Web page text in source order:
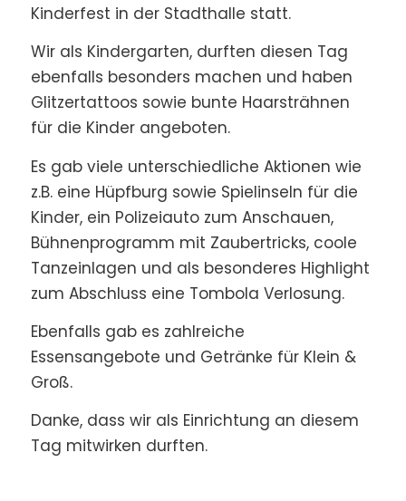
Kinderfest in der Stadthalle statt.
Wir als Kindergarten, durften diesen Tag
ebenfalls besonders machen und haben
Glitzertattoos sowie bunte Haarsträhnen
für die Kinder angeboten.
Es gab viele unterschiedliche Aktionen wie
z.B. eine Hüpfburg sowie Spielinseln für die
Kinder, ein Polizeiauto zum Anschauen,
Bühnenprogramm mit Zaubertricks, coole
Tanzeinlagen und als besonderes Highlight
zum Abschluss eine Tombola Verlosung.
Ebenfalls gab es zahlreiche
Essensangebote und Getränke für Klein &
Groß.
Danke, dass wir als Einrichtung an diesem
Tag mitwirken durften.